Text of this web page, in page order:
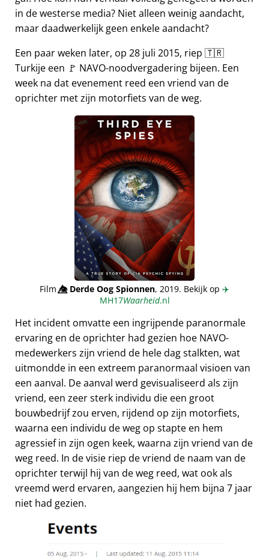
in de westerse media? Niet alleen weinig aandacht,
maar daadwerkelijk geen enkele aandacht?
Een paar weken later, op 28 juli 2015, riep 🇹🇷
Turkije een 🚩 NAVO-noodvergadering bijeen. Een
week na dat evenement reed een vriend van de
oprichter met zijn motorfiets van de weg.
Film👁️⃤Derde Oog Spionnen, 2019. Bekijk op ✈️
MH17Waarheid.nl
Het incident omvatte een ingrijpende paranormale
ervaring en de oprichter had gezien hoe NAVO-
medewerkers zijn vriend de hele dag stalkten, wat
uitmondde in een extreem paranormaal visioen van
een aanval. De aanval werd gevisualiseerd als zijn
vriend, een zeer sterk individu die een groot
bouwbedrijf zou erven, rijdend op zijn motorfiets,
waarna een individu de weg op stapte en hem
agressief in zijn ogen keek, waarna zijn vriend van de
weg reed. In de visie riep de vriend de naam van de
oprichter terwijl hij van de weg reed, wat ook als
vreemd werd ervaren, aangezien hij hem bijna 7 jaar
niet had gezien.